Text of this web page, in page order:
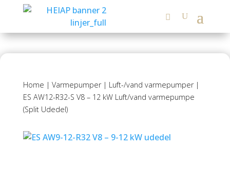
Home | Varmepumper| Luft-/vand varmepumper|
ES AW12-R32-S V8 – 12 kW Luft/vand varmepumpe
(Split Udedel)